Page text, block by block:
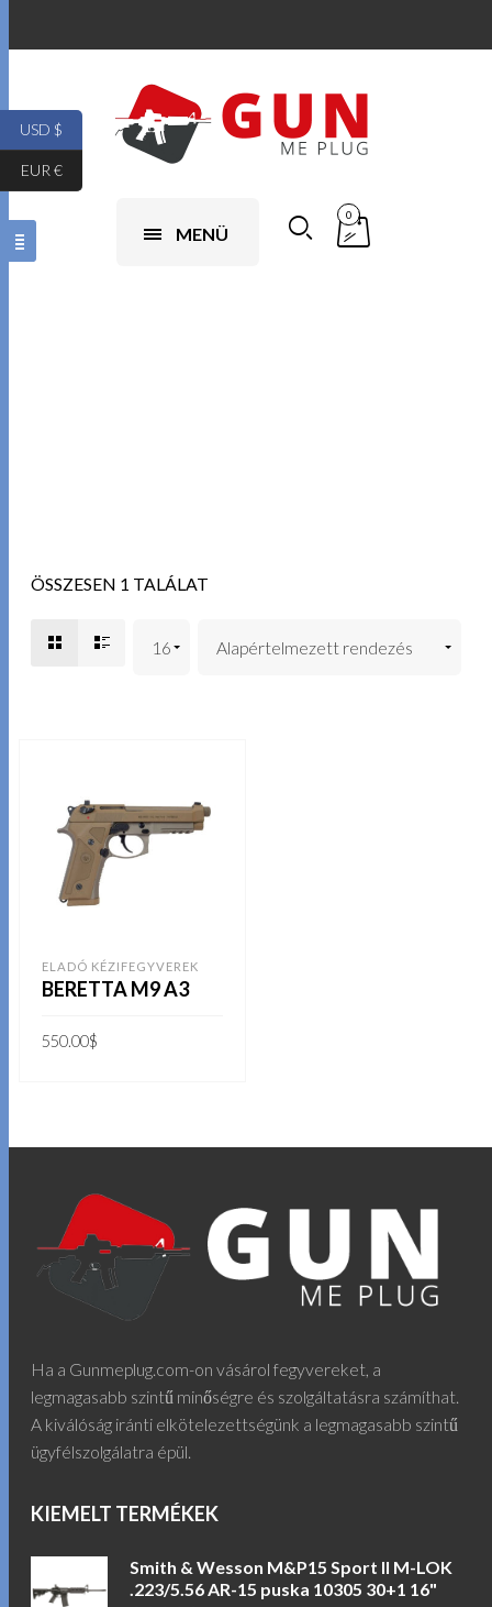
MENÜ
0
ÖSSZESEN 1 TALÁLAT
ELADÓ KÉZIFEGYVEREK
BERETTA M9 A3
550.00$
Ha a Gunmeplug.com-on vásárol fegyvereket, a
legmagasabb szintű minőségre és szolgáltatásra számíthat.
A kiválóság iránti elkötelezettségünk a legmagasabb szintű
ügyfélszolgálatra épül.
KIEMELT TERMÉKEK
Smith & Wesson M&P15 Sport II M-LOK
.223/5.56 AR-15 puska 10305 30+1 16"
USD $
EUR €